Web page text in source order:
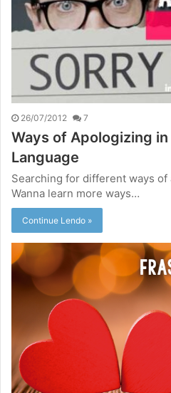
26/07/2012 7
Ways of Apologizing
Language
Searching for different ways of
Wanna learn more ways…
Continue Lendo »